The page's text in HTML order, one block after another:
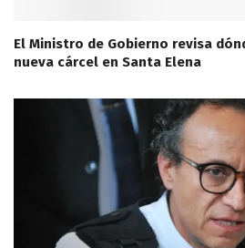
El Ministro de Gobierno revisa
nueva cárcel en Santa Elena